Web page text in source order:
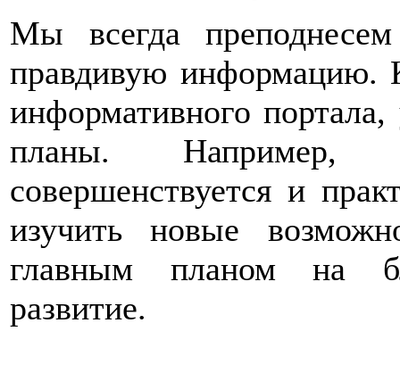
Мы всегда
правдивую информацию.
информативного
планы. Например,
совершенствуется и
изучить новые
главным планом на
развитие.